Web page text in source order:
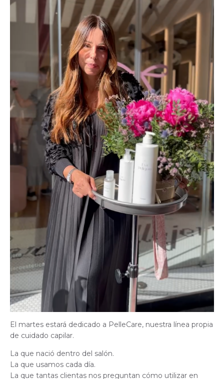
El martes estará dedicado a PelleCare, nuestra línea propia
de cuidado capilar.
La que nació dentro del salón.
La que usamos cada día.
La que tantas clientas nos preguntan cómo utilizar en